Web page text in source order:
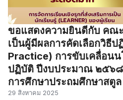
ขอแสดงความยินดีกับ คณ
เป็นผู้มีผลการคัดเลือกวิธี
Practice) การขับเคลื่อน
ปฏิบัติ ปีงบประมาณ ๒๕๖
การศึกษาประถมศึกษาสตูล
29 สิงหาคม 2025